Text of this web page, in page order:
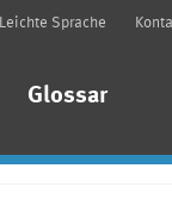
Leichte Sprache
Glossar